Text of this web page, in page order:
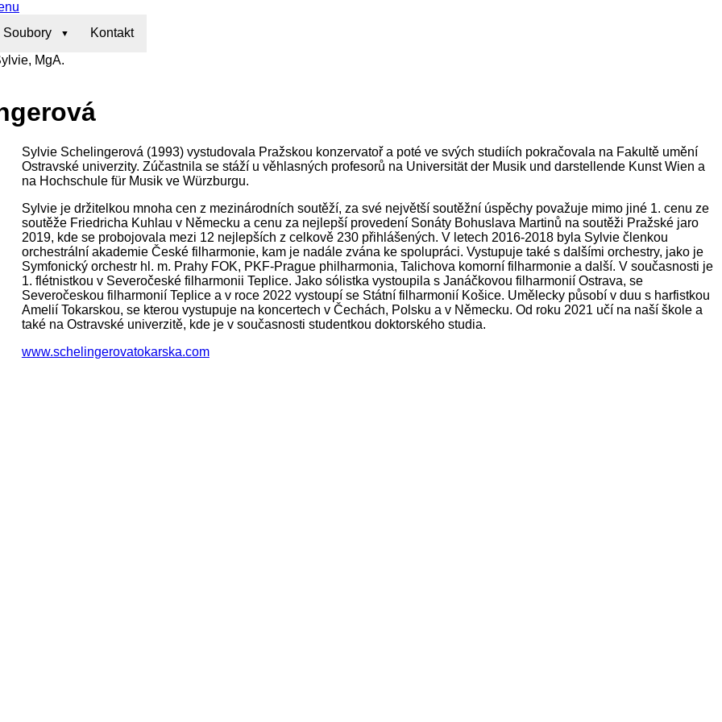
Soubory
Kontakt
MgA.
Sylvie Schelingerová (1993) vystudovala Pražskou konzervatoř a poté ve svých studiích pokračovala na Fakultě umění
Ostravské univerzity. Zúčastnila se stáží u věhlasných profesorů na Universität der Musik und darstellende Kunst Wien a
na Hochschule für Musik ve Würzburgu.
Sylvie je držitelkou mnoha cen z mezinárodních soutěží, za své největší soutěžní úspěchy považuje mimo jiné 1. cenu ze
soutěže Friedricha Kuhlau v Německu a cenu za nejlepší provedení Sonáty Bohuslava Martinů na soutěži Pražské jaro
2019, kde se probojovala mezi 12 nejlepších z celkově 230 přihlášených. V letech 2016-2018 byla Sylvie členkou
orchestrální akademie České filharmonie, kam je nadále zvána ke spolupráci. Vystupuje také s dalšími orchestry, jako je
Symfonický orchestr hl. m. Prahy FOK, PKF-Prague philharmonia, Talichova komorní filharmonie a další. V současnosti je
1. flétnistkou v Severočeské filharmonii Teplice. Jako sólistka vystoupila s Janáčkovou filharmonií Ostrava, se
Severočeskou filharmonií Teplice a v roce 2022 vystoupí se Státní filharmonií Košice. Umělecky působí v duu s harfistkou
Amelií Tokarskou, se kterou vystupuje na koncertech v Čechách, Polsku a v Německu. Od roku 2021 učí na naší škole a
také na Ostravské univerzitě, kde je v současnosti studentkou doktorského studia.
www.schelingerovatokarska.com